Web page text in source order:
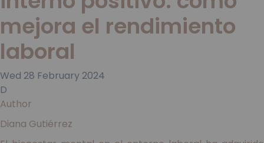
mejora el rendimiento
laboral
Wed 28 February 2024
D
Author
Diana Gutiérrez